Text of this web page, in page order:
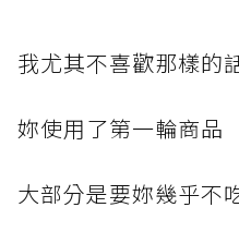
我尤其不喜歡那樣的
妳使用了第一輪商品
大部分是要妳幾乎不